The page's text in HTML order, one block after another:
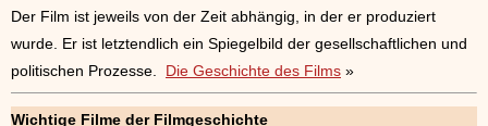
Der Film ist jeweils von der Zeit abhängig, in der er produziert
wurde. Er ist letztendlich ein Spiegelbild der gesellschaftlichen und
politischen Prozesse. Die Geschichte des Films »
Wichtige Filme der Filmgeschichte